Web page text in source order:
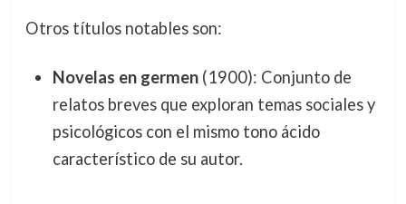
Otros títulos notables son:
Novelas en germen(1900): Conjunto de
relatos breves que exploran temas sociales y
psicológicos con el mismo tono ácido
característico de su autor.